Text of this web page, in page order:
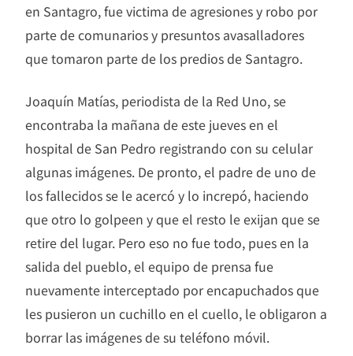
en Santagro, fue victima de agresiones y robo por
parte de comunarios y presuntos avasalladores
que tomaron parte de los predios de Santagro.
Joaquín Matías, periodista de la Red Uno, se
encontraba la mañana de este jueves en el
hospital de San Pedro registrando con su celular
algunas imágenes. De pronto, el padre de uno de
los fallecidos se le acercó y lo increpó, haciendo
que otro lo golpeen y que el resto le exijan que se
retire del lugar. Pero eso no fue todo, pues en la
salida del pueblo, el equipo de prensa fue
nuevamente interceptado por encapuchados que
les pusieron un cuchillo en el cuello, le obligaron a
borrar las imágenes de su teléfono móvil.